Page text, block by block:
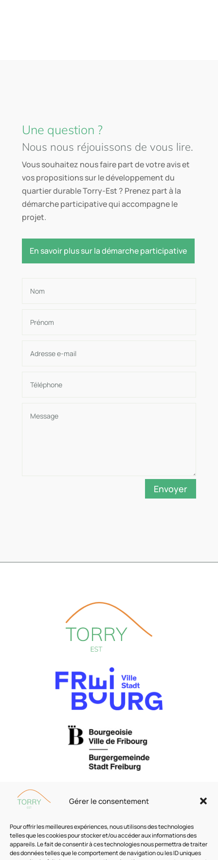
Gérer le consentement
Pour offrir les meilleures expériences, nous utilisons des technologies
telles que les cookies pour stocker et/ou accéder aux informations des
appareils. Le fait de consentir à ces technologies nous permettra de traiter
des données telles que le comportement de navigation ou les ID uniques
Une question ?
Nous nous réjouissons de vous lire.
Vous souhaitez nous faire part de votre avis et
vos propositions sur le développement du
quartier durable Torry-Est ? Prenez part à la
démarche participative qui accompagne le
projet.
En savoir plus sur la démarche participative
Envoyer
TORRY EST